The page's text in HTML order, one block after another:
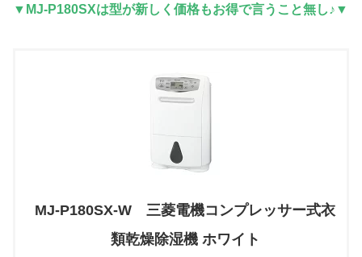
▼MJ-P180SXは型が新しく価格もお得で言うこと無し♪▼
MJ-P180SX-W 三菱電機コンプレッサー式衣
類乾燥除湿機 ホワイト